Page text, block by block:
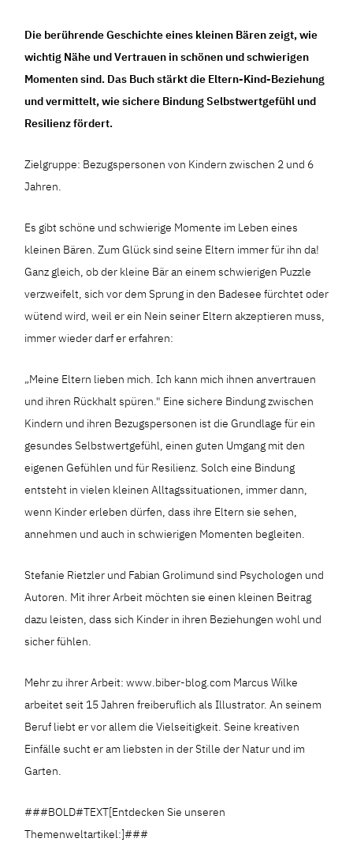
Die berührende Geschichte eines kleinen Bären zeigt, wie
wichtig Nähe und Vertrauen in schönen und schwierigen
Momenten sind. Das Buch stärkt die Eltern-Kind-Beziehung
und vermittelt, wie sichere Bindung Selbstwertgefühl und
Resilienz fördert.
Zielgruppe: Bezugspersonen von Kindern zwischen 2 und 6
Jahren.
Es gibt schöne und schwierige Momente im Leben eines
kleinen Bären. Zum Glück sind seine Eltern immer für ihn da!
Ganz gleich, ob der kleine Bär an einem schwierigen Puzzle
verzweifelt, sich vor dem Sprung in den Badesee fürchtet oder
wütend wird, weil er ein Nein seiner Eltern akzeptieren muss,
immer wieder darf er erfahren:
„Meine Eltern lieben mich. Ich kann mich ihnen anvertrauen
und ihren Rückhalt spüren." Eine sichere Bindung zwischen
Kindern und ihren Bezugspersonen ist die Grundlage für ein
gesundes Selbstwertgefühl, einen guten Umgang mit den
eigenen Gefühlen und für Resilienz. Solch eine Bindung
entsteht in vielen kleinen Alltagssituationen, immer dann,
wenn Kinder erleben dürfen, dass ihre Eltern sie sehen,
annehmen und auch in schwierigen Momenten begleiten.
Stefanie Rietzler und Fabian Grolimund sind Psychologen und
Autoren. Mit ihrer Arbeit möchten sie einen kleinen Beitrag
dazu leisten, dass sich Kinder in ihren Beziehungen wohl und
sicher fühlen.
Mehr zu ihrer Arbeit: www.biber-blog.com Marcus Wilke
arbeitet seit 15 Jahren freiberuflich als Illustrator. An seinem
Beruf liebt er vor allem die Vielseitigkeit. Seine kreativen
Einfälle sucht er am liebsten in der Stille der Natur und im
Garten.
###BOLD#TEXT[Entdecken Sie unseren
Themenweltartikel:]###